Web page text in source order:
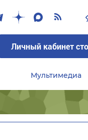
Личный кабинет
Мультимедиа